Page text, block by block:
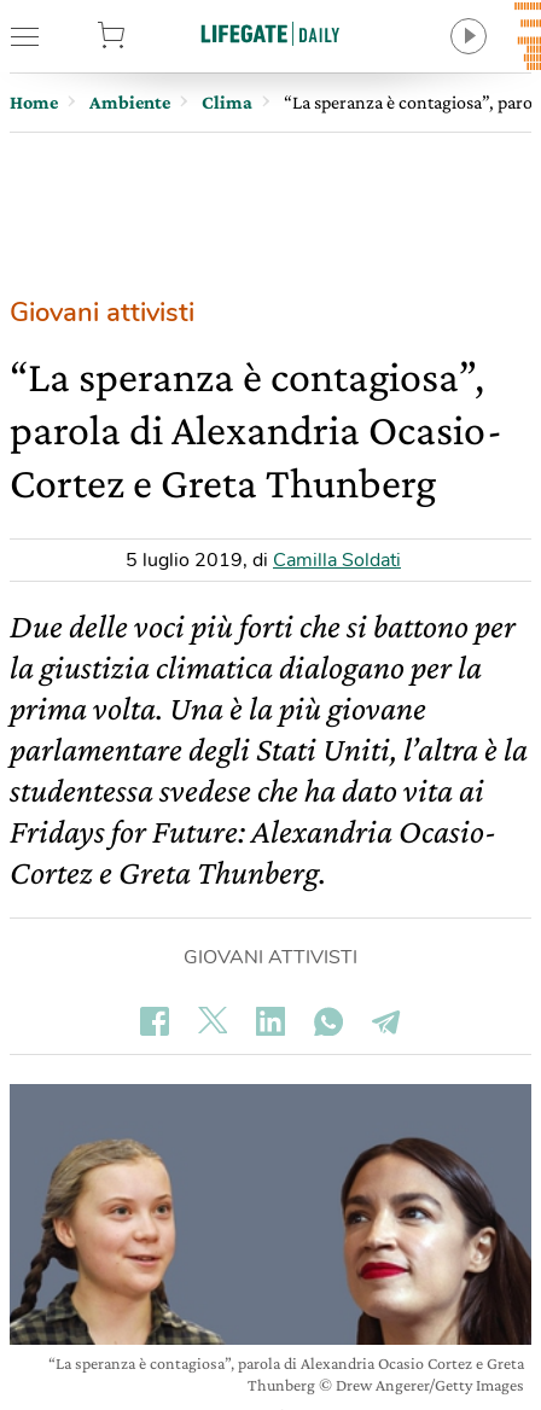
Home Ambiente Clima “La speranza è contagiosa”,
Giovani attivisti
“La speranza è contagiosa”,
parola di Alexandria Ocasio-
Cortez e Greta Thunberg
5 luglio 2019, di Camilla Soldati
Due delle voci più forti che si battono per
la giustizia climatica dialogano per la
prima volta. Una è la più giovane
parlamentare degli Stati Uniti, l’altra è la
studentessa svedese che ha dato vita ai
Fridays for Future: Alexandria Ocasio-
Cortez e Greta Thunberg.
GIOVANI ATTIVISTI
“La speranza è contagiosa”, parola di Alexandria Ocasio Cortez e Greta
Thunberg © Drew Angerer/Getty Images